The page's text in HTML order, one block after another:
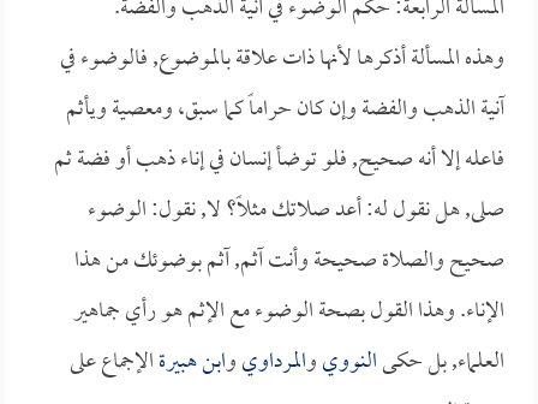
وهذه المسألة أذكرها لأنها ذات علاقة بالموضوع, فالوضوء في
آنية الذهب والفضة وإن كان حراماً كما سبق، ومعصية ويأثم
فاعله إلا أنه صحيح, فلو توضأ إنسان في إناء ذهب أو فضة ثم
صلى, هل نقول له: أعد صلاتك مثلاً؟ لا, نقول: الوضوء
صحيح والصلاة صحيحة وأنت آثم, آثم بوضوئك من هذا
الإناء. وهذا القول بصحة الوضوء مع الإثم هو رأي جماهير
العلماء, بل حكىالنوويوالمرداويوابن هبيرةالإجماع على